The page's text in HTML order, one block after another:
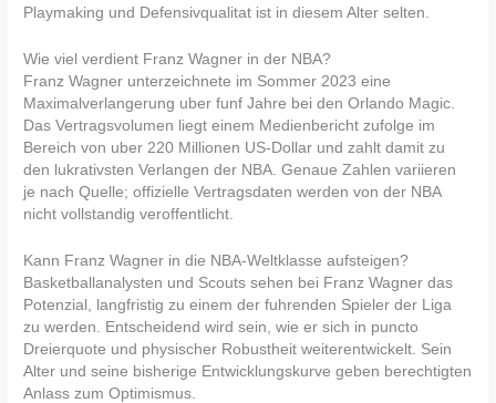
Playmaking und Defensivqualitat ist in diesem Alter selten.
Wie viel verdient Franz Wagner in der NBA?
Franz Wagner unterzeichnete im Sommer 2023 eine
Maximalverlangerung uber funf Jahre bei den Orlando Magic.
Das Vertragsvolumen liegt einem Medienbericht zufolge im
Bereich von uber 220 Millionen US-Dollar und zahlt damit zu
den lukrativsten Verlangen der NBA. Genaue Zahlen variieren
je nach Quelle; offizielle Vertragsdaten werden von der NBA
nicht vollstandig veroffentlicht.
Kann Franz Wagner in die NBA-Weltklasse aufsteigen?
Basketballanalysten und Scouts sehen bei Franz Wagner das
Potenzial, langfristig zu einem der fuhrenden Spieler der Liga
zu werden. Entscheidend wird sein, wie er sich in puncto
Dreierquote und physischer Robustheit weiterentwickelt. Sein
Alter und seine bisherige Entwicklungskurve geben berechtigten
Anlass zum Optimismus.